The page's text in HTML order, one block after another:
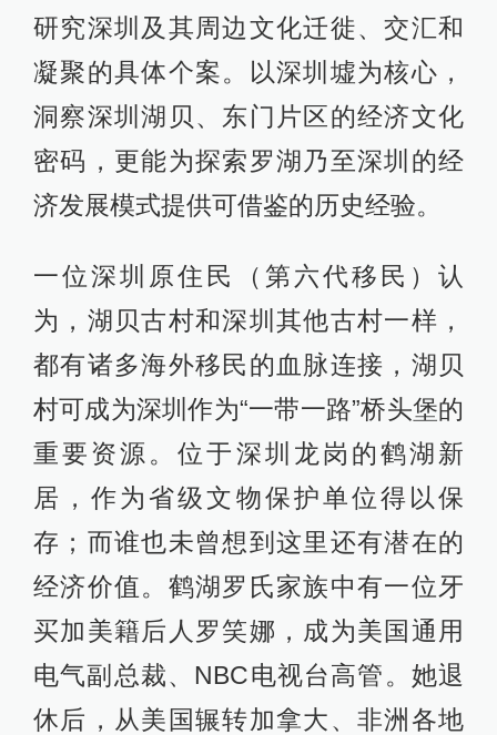
研究深圳及其周边文化迁徙、交汇和
凝聚的具体个案。以深圳墟为核心，
洞察深圳湖贝、东门片区的经济文化
密码，更能为探索罗湖乃至深圳的经
济发展模式提供可借鉴的历史经验。
一位深圳原住民（第六代移民）认
为，湖贝古村和深圳其他古村一样，
都有诸多海外移民的血脉连接，湖贝
村可成为深圳作为“一带一路”桥头堡的
重要资源。位于深圳龙岗的鹤湖新
居，作为省级文物保护单位得以保
存；而谁也未曾想到这里还有潜在的
经济价值。鹤湖罗氏家族中有一位牙
买加美籍后人罗笑娜，成为美国通用
电气副总裁、NBC电视台高管。她退
休后，从美国辗转加拿大、非洲各地